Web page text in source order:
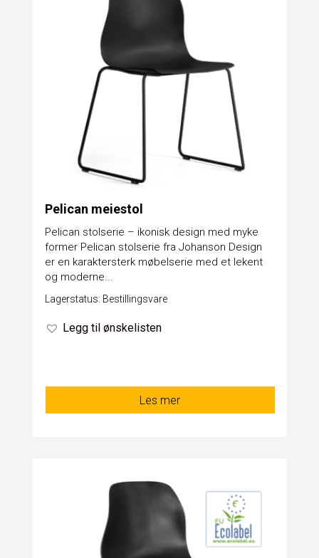
Pelican meiestol
Pelican stolserie – ikonisk design med myke
former Pelican stolserie fra Johanson Design
er en karaktersterk møbelserie med et lekent
og moderne...
Lagerstatus: Bestillingsvare
Legg til ønskelisten
Les mer